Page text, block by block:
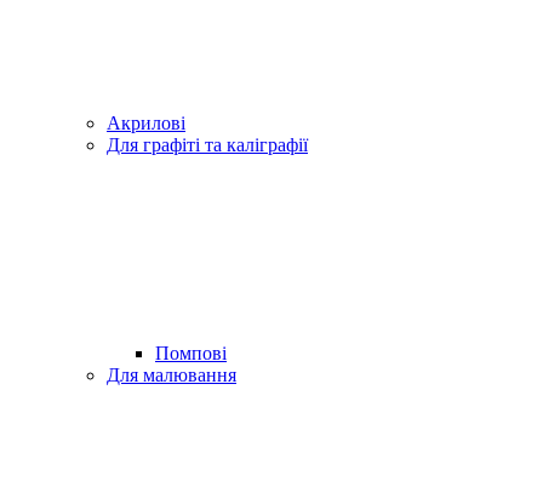
Акрилові
Для графіті та каліграфії
Помпові
Для малювання